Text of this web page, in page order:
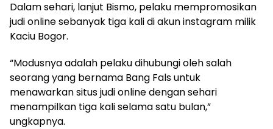
Dalam sehari, lanjut Bismo, pelaku mempromosikan
judi online sebanyak tiga kali di akun instagram milik
Kaciu Bogor.
“Modusnya adalah pelaku dihubungi oleh salah
seorang yang bernama Bang Fals untuk
menawarkan situs judi online dengan sehari
menampilkan tiga kali selama satu bulan,”
ungkapnya.